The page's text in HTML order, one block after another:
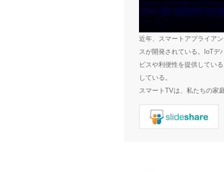
近年、スマートアプライア
スが開発されている。IoTデ
ビスや利便性を提供してい
している。
スマートTVは、私たちの家